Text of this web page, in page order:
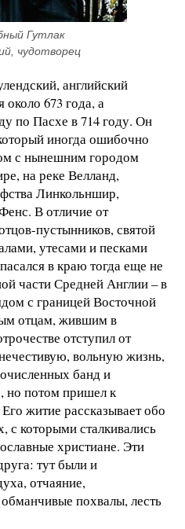
Гутлак
чудотворец
английский
673 года, а
по Пасхе в 714 году. Он
иногда ошибочно
с нынешним городом
на реке Велланд,
Линкольншир,
В отличие от
пустынников, святой
утесами и песками
в краю тогда еще не
части Средней Англии – в
с границей Восточной
отцам, жившим в
отступил от
вольную жизнь,
банд и
но потом пришел к
житие рассказывает обо
которыми сталкивались
христиане. Эти
тут были и
отчаяние,
похвалы, лесть